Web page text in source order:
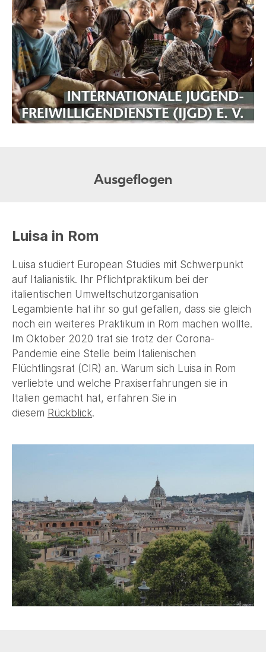
Ausgeflogen
Luisa in Rom
Luisa studiert European Studies mit Schwerpunkt
auf Italianistik. Ihr Pflichtpraktikum bei der
italientischen Umweltschutzorganisation
Legambiente hat ihr so gut gefallen, dass sie gleich
noch ein weiteres Praktikum in Rom machen wollte.
Im Oktober 2020 trat sie trotz der Corona-
Pandemie eine Stelle beim Italienischen
Flüchtlingsrat (CIR) an. Warum sich Luisa in Rom
verliebte und welche Praxiserfahrungen sie in
Italien gemacht hat, erfahren Sie in
diesem Rückblick.